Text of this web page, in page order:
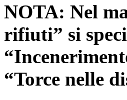
NOTA: Nel
rifiuti” si
“Torce nelle